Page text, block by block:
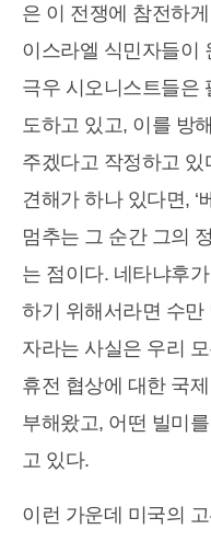
은 이 전쟁에 참전하
이스라엘 식민자들이
극우 시오니스트들은
도하고 있고, 이를 방
주겠다고 작정하고 있
견해가 하나 있다면,
멈추는 그 순간 그의
는 점이다. 네타냐후
하기 위해서라면 수
자라는 사실은 우리
휴전 협상에 대한 국
부해왔고, 어떤 빌미
고 있다.
이런 가운데 미국의